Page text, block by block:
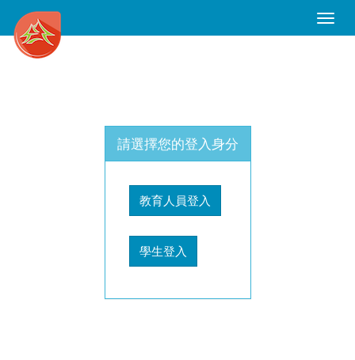
Toggle
請選擇您的登入身分
教育人員登入
學生登入